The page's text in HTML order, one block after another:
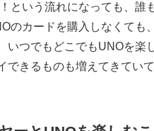
という流れになっても、
のカードを購入しなくても
いつでもどこでもUNOを楽
できるものも増えてきてい